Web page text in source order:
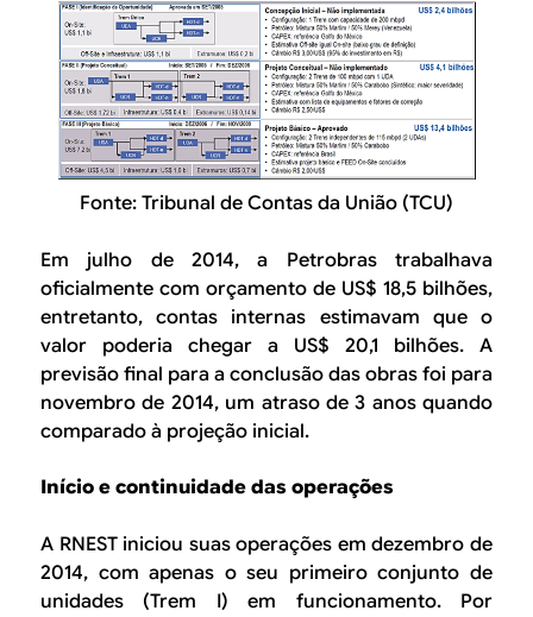
Fonte: Tribunal de Contas da União (TCU)
Em julho de 2014, a Petrobras trabalhava
oficialmente com orçamento de US$ 18,5 bilhões,
entretanto, contas internas estimavam que o
valor poderia chegar a US$ 20,1 bilhões. A
previsão final para a conclusão das obras foi para
novembro de 2014, um atraso de 3 anos quando
comparado à projeção inicial.
Início e continuidade das operações
A RNEST iniciou suas operações em dezembro de
2014, com apenas o seu primeiro conjunto de
unidades (Trem I) em funcionamento. Por